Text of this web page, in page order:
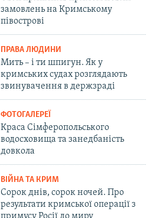
замовлень на Кримському
півострові
ПРАВА ЛЮДИНИ
Мить – і ти шпигун. Як у
кримських судах розглядають
звинувачення в держзраді
ФОТОГАЛЕРЕЇ
Краса Сімферопольського
водосховища та занедбаність
довкола
ВІЙНА ТА КРИМ
Сорок днів, сорок ночей. Про
результати кримської операції з